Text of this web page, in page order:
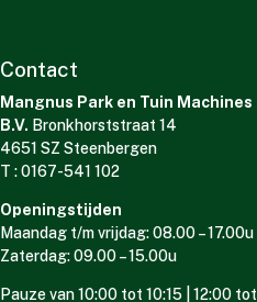
Contact
Mangnus Park en Tuin Machines
B.V. Bronkhorststraat 14
4651 SZ Steenbergen
T : 0167-541 102
Openingstijden
Maandag t/m vrijdag: 08.00 – 17.00u
Zaterdag: 09.00 – 15.00u
Pauze van 10:00 tot 10:15 | 12:00 tot